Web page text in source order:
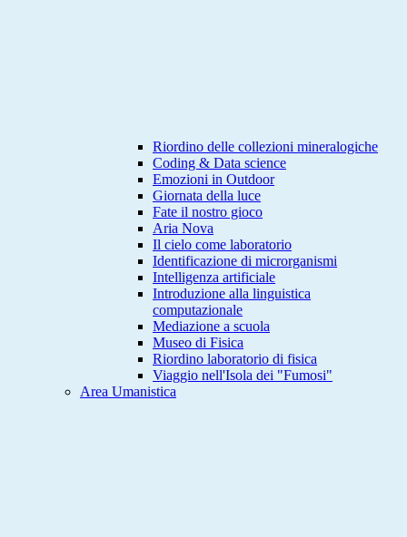
Riordino delle collezioni mineralogiche
Coding & Data science
Emozioni in Outdoor
Giornata della luce
Fate il nostro gioco
Aria Nova
Il cielo come laboratorio
Identificazione di microrganismi
Intelligenza artificiale
Introduzione alla linguistica
computazionale
Mediazione a scuola
Museo di Fisica
Riordino laboratorio di fisica
Viaggio nell'Isola dei "Fumosi"
Area Umanistica